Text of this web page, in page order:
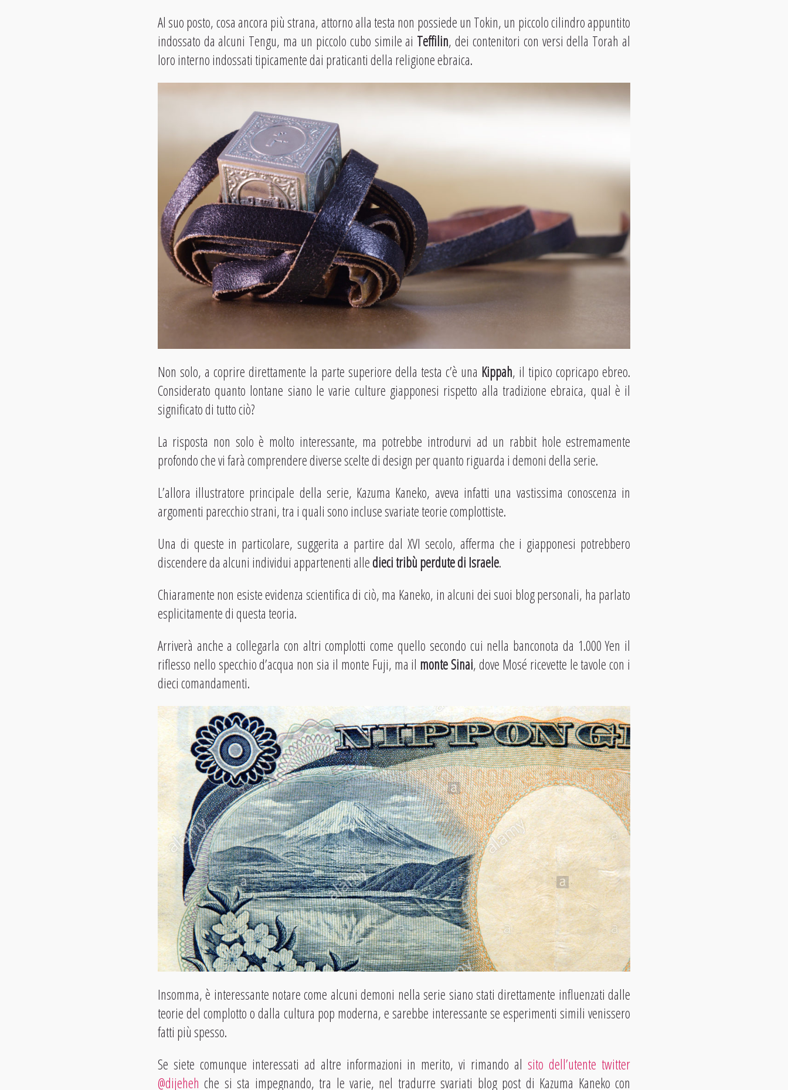
Al suo posto, cosa ancora più strana, attorno alla testa non possiede un Tokin, un piccolo cilindro appuntito
indossato da alcuni Tengu, ma un piccolo cubo simile ai Teffilin, dei contenitori con versi della Torah al
loro interno indossati tipicamente dai praticanti della religione ebraica.
Non solo, a coprire direttamente la parte superiore della testa c’è una Kippah, il tipico copricapo ebreo.
Considerato quanto lontane siano le varie culture giapponesi rispetto alla tradizione ebraica, qual è il
significato di tutto ciò?
La risposta non solo è molto interessante, ma potrebbe introdurvi ad un rabbit hole estremamente
profondo che vi farà comprendere diverse scelte di design per quanto riguarda i demoni della serie.
L’allora illustratore principale della serie, Kazuma Kaneko, aveva infatti una vastissima conoscenza in
argomenti parecchio strani, tra i quali sono incluse svariate teorie complottiste.
Una di queste in particolare, suggerita a partire dal XVI secolo, afferma che i giapponesi potrebbero
discendere da alcuni individui appartenenti alledieci tribù perdute di Israele.
Chiaramente non esiste evidenza scientifica di ciò, ma Kaneko, in alcuni dei suoi blog personali, ha parlato
esplicitamente di questa teoria.
Arriverà anche a collegarla con altri complotti come quello secondo cui nella banconota da 1.000 Yen il
riflesso nello specchio d’acqua non sia il monte Fuji, ma il monte Sinai, dove Mosé ricevette le tavole con i
dieci comandamenti.
Insomma, è interessante notare come alcuni demoni nella serie siano stati direttamente influenzati dalle
teorie del complotto o dalla cultura pop moderna, e sarebbe interessante se esperimenti simili venissero
fatti più spesso.
Se siete comunque interessati ad altre informazioni in merito, vi rimando alsito dell’utente twitter
@dijeheh che si sta impegnando, tra le varie, nel tradurre svariati blog post di Kazuma Kaneko con